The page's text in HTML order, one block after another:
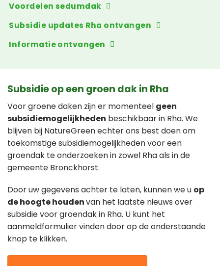
Voordelen sedumdak
Subsidie updates Rha ontvangen
Informatie ontvangen
Subsidie op een groen dak in Rha
Voor groene daken zijn er momenteel geen
subsidiemogelijkheden beschikbaar in Rha. We
blijven bij NatureGreen echter ons best doen om
toekomstige subsidiemogelijkheden voor een
groendak te onderzoeken in zowel Rha als in de
gemeente Bronckhorst.
Door uw gegevens achter te laten, kunnen we u op
de hoogte houdenvan het laatste nieuws over
subsidie voor groendak in Rha. U kunt het
aanmeldformulier vinden door op de onderstaande
knop te klikken.